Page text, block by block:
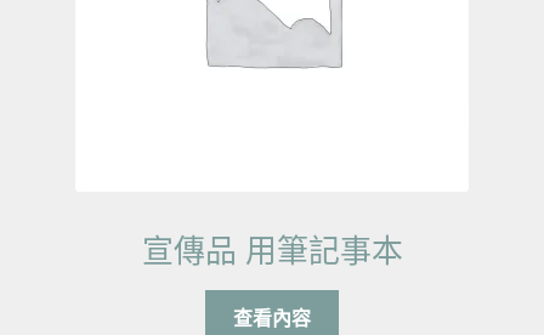
宣傳品 用筆記事本
查看內容